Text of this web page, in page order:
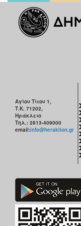
Αγίου Τίτου 1,
Τ.Κ. 71202,
Ηράκλειο
Τηλ.: 2813-409000
email:info@heraklion.gr